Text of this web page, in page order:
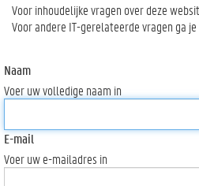
Voor inhoudelijke vragen over deze
Voor andere IT-gerelateerde vragen ga
Naam
Voer uw volledige naam in
E-mail
Voer uw e-mailadres in